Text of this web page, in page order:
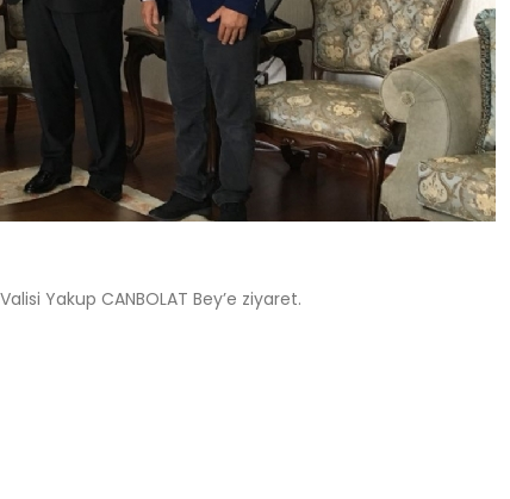
Yakup CANBOLAT Bey’e ziyaret.